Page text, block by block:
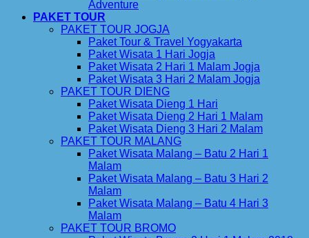
Adventure
PAKET TOUR
PAKET TOUR JOGJA
Paket Tour & Travel Yogyakarta
Paket Wisata 1 Hari Jogja
Paket Wisata 2 Hari 1 Malam Jogja
Paket Wisata 3 Hari 2 Malam Jogja
PAKET TOUR DIENG
Paket Wisata Dieng 1 Hari
Paket Wisata Dieng 2 Hari 1 Malam
Paket Wisata Dieng 3 Hari 2 Malam
PAKET TOUR MALANG
Paket Wisata Malang – Batu 2 Hari 1
Malam
Paket Wisata Malang – Batu 3 Hari 2
Malam
Paket Wisata Malang – Batu 4 Hari 3
Malam
PAKET TOUR BROMO